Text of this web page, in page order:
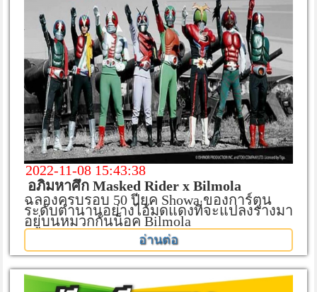
2022-11-08 15:43:38
อภิมหาศึก Masked Rider x Bilmola
ฉลองครบรอบ 50 ปียุค Showa ของการ์ตูน
ระดับตำนานอย่างไอ้มดแดงที่จะแปลงร่างมา
อยู่บนหมวกกันน็อค Bilmola
อ่านต่อ